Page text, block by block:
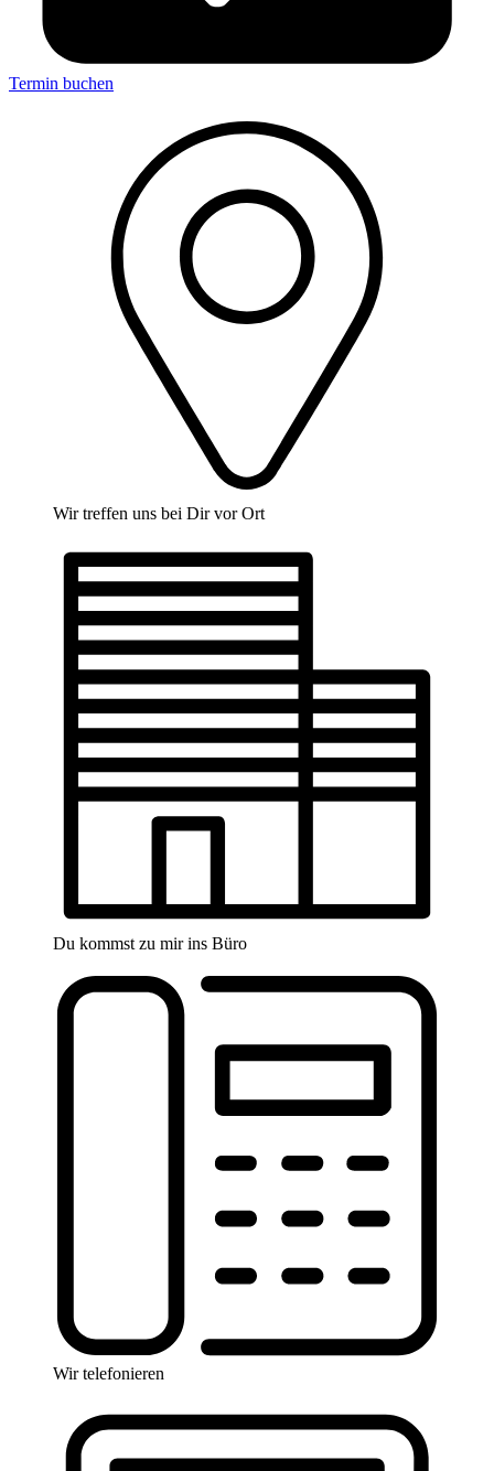
Termin buchen
Wir treffen uns bei Dir vor Ort
Du kommst zu mir ins Büro
Wir telefonieren